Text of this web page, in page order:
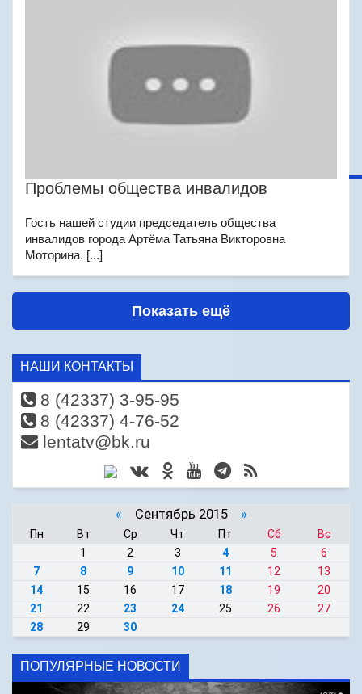
Проблемы общества инвалидов
Гость нашей студии председатель общества
инвалидов города Артёма Татьяна Викторовна
Моторина. [...]
Показать ещё
НАШИ КОНТАКТЫ
8 (42337) 3-95-95
8 (42337) 4-76-52
lentatv@bk.ru
« Сентябрь 2015 »
Пн Вт Ср Чт Пт Сб
Вс
1
2 3 4 5
6
7
8 9 10 11 12
13
14
15 16 17 18 19
20
21
22 23 24 25 26
27
28
29 30
ПОПУЛЯРНЫЕ НОВОСТИ